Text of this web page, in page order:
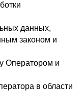
данных,
законом и
Оператором и
в области